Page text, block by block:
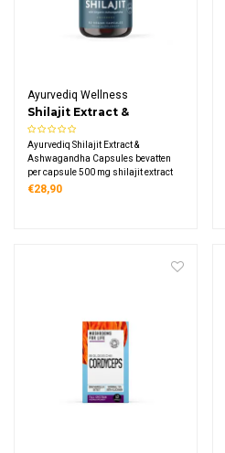
Ayurvediq Wellness
Shilajit Extract &
Ashwagandha Capsules
Ayurvediq Shilajit Extract &
Ashwagandha Capsules bevatten
per capsule 500 mg shilajit extract
en 50 mg biologische ashwagandha
€28,90